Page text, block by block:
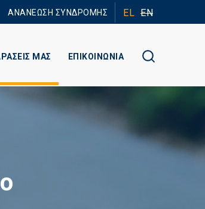
ΑΝΑΝΕΩΣΗ ΣΥΝΔΡΟΜΗΣ EL EN
ΜΑΣ ΕΠΙΚΟΙΝΩΝΙΑ